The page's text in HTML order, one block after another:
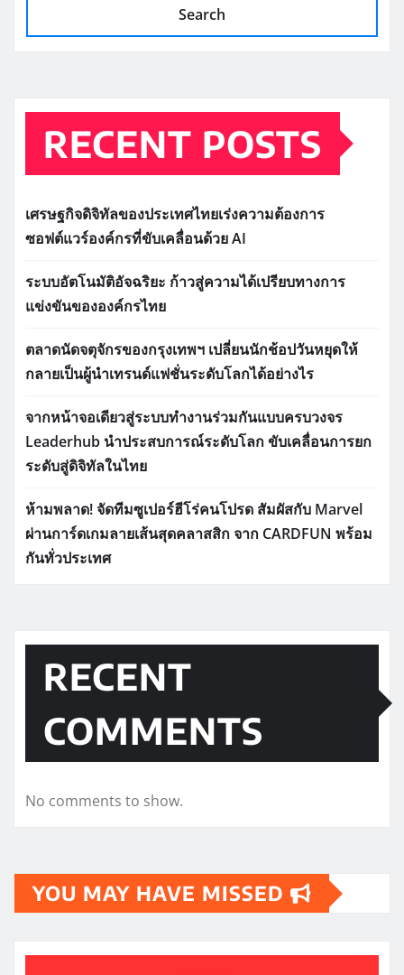
Search
RECENT POSTS
เศรษฐกิจดิจิทัลของประเทศไทยเร่งความต้องการ
ซอฟต์แวร์องค์กรที่ขับเคลื่อนด้วย AI
ระบบอัตโนมัติอัจฉริยะ ก้าวสู่ความได้เปรียบทางการ
แข่งขันขององค์กรไทย
ตลาดนัดจตุจักรของกรุงเทพฯ เปลี่ยนนักช้อปวันหยุดให้
กลายเป็นผู้นำเทรนด์แฟชั่นระดับโลกได้อย่างไร
จากหน้าจอเดียวสู่ระบบทำงานร่วมกันแบบครบวงจร
Leaderhub นำประสบการณ์ระดับโลก ขับเคลื่อนการยก
ระดับสู่ดิจิทัลในไทย
ห้ามพลาด! จัดทีมซูเปอร์ฮีโร่คนโปรด สัมผัสกับ Marvel
ผ่านการ์ดเกมลายเส้นสุดคลาสสิก จาก CARDFUN พร้อม
กันทั่วประเทศ
RECENT
COMMENTS
No comments to show.
YOU MAY HAVE MISSED